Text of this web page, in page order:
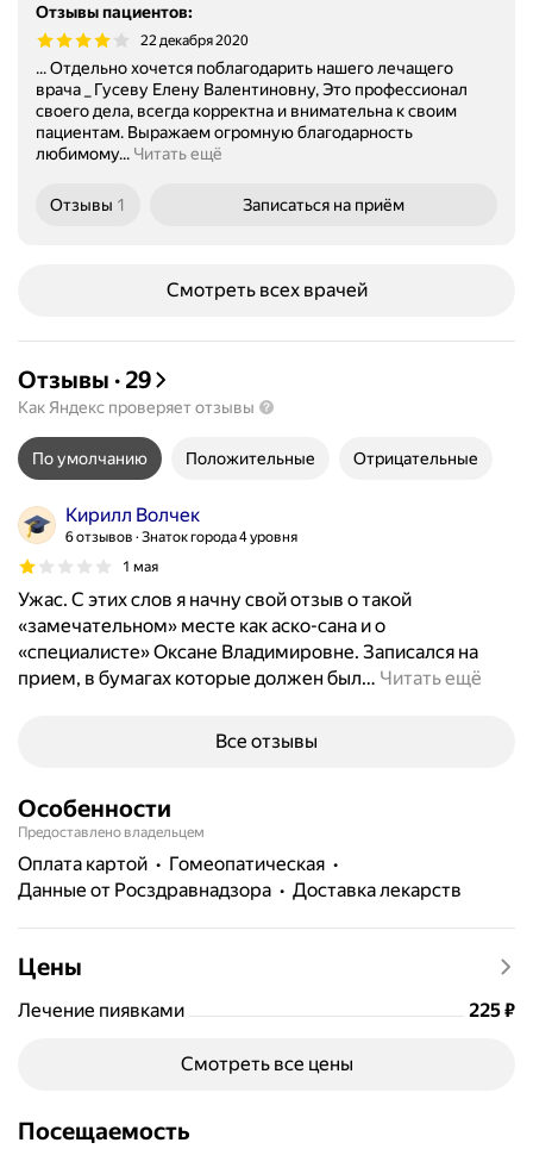
Отзывы пациентов:
22 декабря 2020
... Отдельно хочется поблагодарить нашего лечащего
врача _ Гусеву Елену Валентиновну, Это профессионал
своего дела, всегда корректна и внимательна к своим
пациентам. Выражаем огромную благодарность
любимому... Читать ещё
Отзывы 1 Записаться на приём
Смотреть всех врачей
Отзывы · 29
Как Яндекс проверяет отзывы
По умолчанию Положительные Отрицательные
Кирилл Волчек
6 отзывов Знаток города 4 уровня
1 мая
Ужас. С этих слов я начну свой отзыв о такой
«замечательном» месте как аско-сана и о
«специалисте» Оксане Владимировне. Записался на
прием, в бумагах которые должен был… Читать ещё
Все отзывы
Особенности
Предоставлено владельцем
Оплата картой
гомеопатическая
данные от Росздравнадзора
Доставка лекарств
Цены
Лечение пиявками Цена
225₽
Смотреть все цены
Посещаемость